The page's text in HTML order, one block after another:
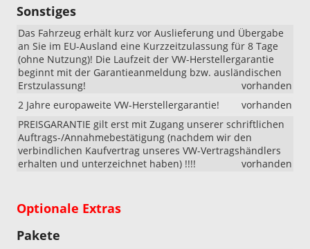
Sonstiges
Das Fahrzeug erhält kurz vor Auslieferung und Übergabe
an Sie im EU-Ausland eine Kurzzeitzulassung für 8 Tage
(ohne Nutzung)! Die Laufzeit der VW-Herstellergarantie
beginnt mit der Garantieanmeldung bzw. ausländischen
Erstzulassung!
vorhanden
2 Jahre europaweite VW-Herstellergarantie!
vorhanden
PREISGARANTIE gilt erst mit Zugang unserer schriftlichen
Auftrags-/Annahmebestätigung (nachdem wir den
verbindlichen Kaufvertrag unseres VW-Vertragshändlers
erhalten und unterzeichnet haben) !!!!
vorhanden
Optionale Extras
Pakete